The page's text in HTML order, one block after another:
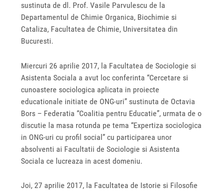
sustinuta de dl. Prof. Vasile Parvulescu de la
Departamentul de Chimie Organica, Biochimie si
Cataliza, Facultatea de Chimie, Universitatea din
Bucuresti.
Miercuri 26 aprilie 2017, la Facultatea de Sociologie si
Asistenta Sociala a avut loc conferinta “Cercetare si
cunoastere sociologica aplicata in proiecte
educationale initiate de ONG-uri” sustinuta de Octavia
Bors – Federatia “Coalitia pentru Educatie”, urmata de o
discutie la masa rotunda pe tema “Expertiza sociologica
in ONG-uri cu profil social” cu participarea unor
absolventi ai Facultatii de Sociologie si Asistenta
Sociala ce lucreaza in acest domeniu.
Joi, 27 aprilie 2017, la Facultatea de Istorie si Filosofie